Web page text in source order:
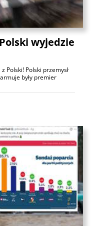
wyjedzie
z Polski! Polski przemysł
były premier